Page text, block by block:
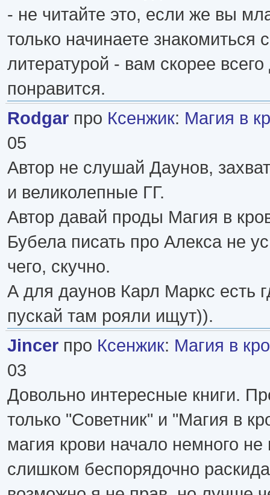
- не читайте это, если же вы
только начинаете знакомиться
литературой - вам скорее
понравится.
Rodgar про Ксенжик: Магия в
05
Автор не слушай Даунов,
и великолепные ГГ.
Автор давай проды Магия в
Бубела писать про Алекса не
чего, скучно.
А для даунов Карл Маркс есть
пускай там рояли ищут)).
Jincer про Ксенжик: Магия в
03
Довольно интересные книги.
только "Советник" и "Магия в
магия крови начало немного
слишком беспорядочно